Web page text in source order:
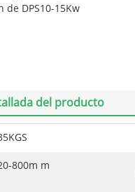
DPS10-15Kw
del producto
800m m